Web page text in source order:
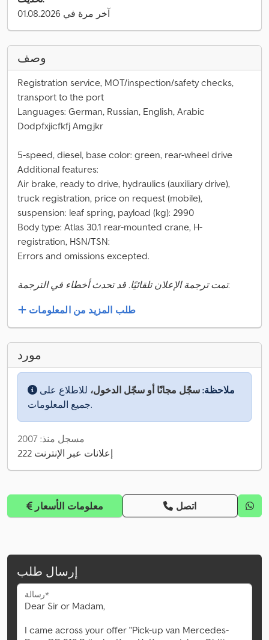
آخر مرة في 01.08.2026
وصف
Registration service, MOT/inspection/safety checks,
transport to the port
Languages: German, Russian, English, Arabic
Dodpfxjicfkfj Amgjkr
5-speed, diesel, base color: green, rear-wheel drive
Additional features:
Air brake, ready to drive, hydraulics (auxiliary drive),
truck registration, price on request (mobile),
suspension: leaf spring, payload (kg): 2990
Body type: Atlas 30.1 rear-mounted crane, H-
registration, HSN/TSN:
Errors and omissions excepted.
تمت ترجمة الإعلان تلقائيًا. قد تحدث أخطاء في الترجمة.
طلب المزيد من المعلومات
مورد
ملاحظة: سجّل مجانًا أو سجّل الدخول، للاطلاع على
جميع المعلومات.
مسجل منذ: 2007
222 إعلانات عبر الإنترنت
معلومات الأسعار اتصل
إرسال طلب
رسالة*